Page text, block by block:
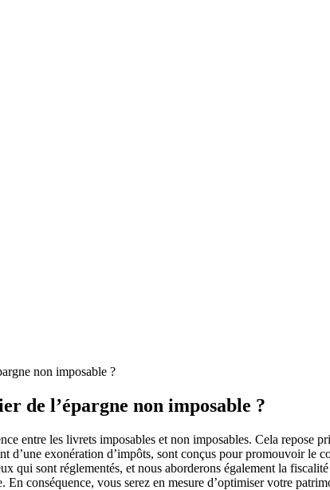
non imposable ?
de l’épargne non imposable ?
entre les livrets imposables et non imposables. Cela repose
exonération d’impôts, sont conçus pour promouvoir le
qui sont réglementés, et nous aborderons également la
conséquence, vous serez en mesure d’optimiser votre